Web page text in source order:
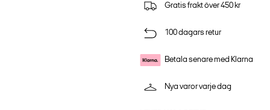
Gratis frakt över 450 kr
100 dagars retur
Betala senare med Klarna
Nya varor varje dag